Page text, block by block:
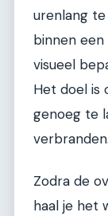
urenlang
binnen
visueel
Het doel is
genoeg te
verbranden.
Zodra de
haal je het